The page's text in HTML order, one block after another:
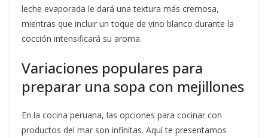
leche evaporada le dará una textura más cremosa,
mientras que incluir un toque de vino blanco durante la
cocción intensificará su aroma.
Variaciones populares para
preparar una sopa con mejillones
En la cocina peruana, las opciones para cocinar con
productos del mar son infinitas. Aquí te presentamos